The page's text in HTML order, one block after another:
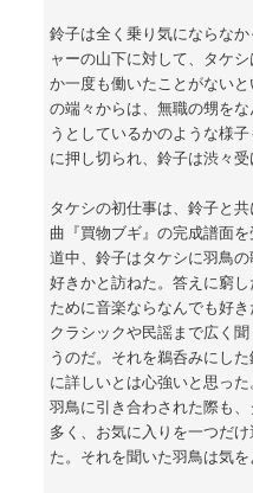
鈴子は全く乗り気にならな
ャーの山下に対して、タケ
か一度も働いたことがない
の端々からは、無職の甥を
うとしているかのような様
に押し切られ、鈴子は渋々受
タケシの初仕事は、鈴子と
曲『買物ブギ』の完成譜面を
道中、鈴子はタケシに羽鳥
好きかと訪ねた。答えに窮
ために音楽ならなんでも好き
クラシックや民謡まで広く
うのだ。それを鵜呑みにし
に詳しいとは心強いと思った。
羽鳥に引き合わされた際も
多く、お気に入りを一つだ
た。それを聞いた羽鳥は気を